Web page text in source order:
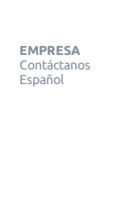
EMPRESA
Contáctanos
Español